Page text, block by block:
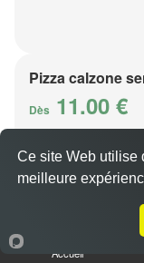
Pizza calzone
Dès 11.00 €
Base sauce
Accueil
Ce site Web utilise
meilleure